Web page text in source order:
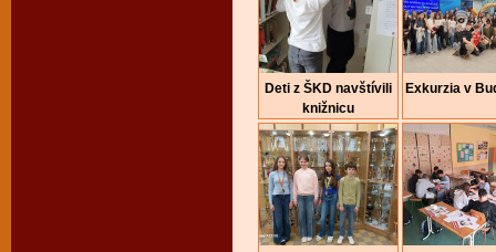
Deti z ŠKD navštívili
knižnicu
Exkurzia v